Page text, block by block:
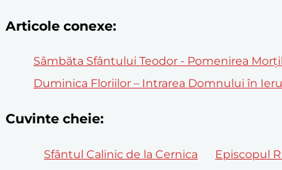
Articole conexe:
Sâmbăta Sfântului Teodor - Pomenirea
Duminica Floriilor – Intrarea Domnului în
Cuvinte cheie:
Sfântul Calinic de la Cernica Episcopul